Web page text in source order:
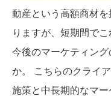
動産という高額商材
りますが、短期間で
今後のマーケティン
か。 こちらのクライ
施策と中長期的なマ